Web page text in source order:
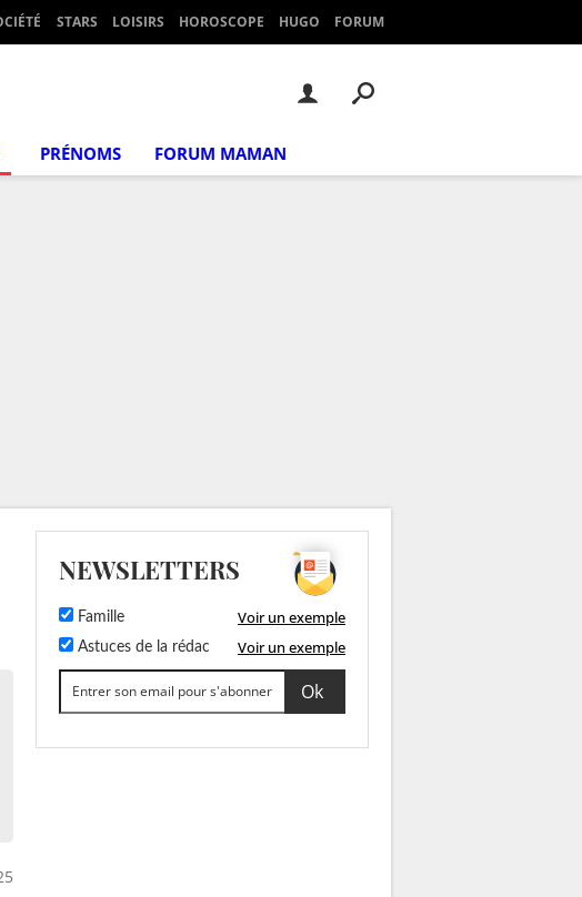
STARS LOISIRS HOROSCOPE HUGO FORUM
PRÉNOMS FORUM MAMAN
NEWSLETTERS
Famille Voir un exemple
Astuces de la rédac Voir un exemple